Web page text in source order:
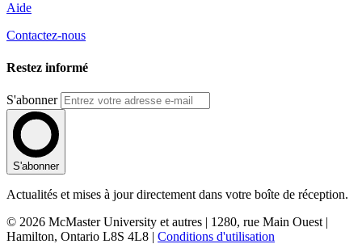
Aide
Contactez-nous
Restez informé
S'abonner
S'abonner
Actualités et mises à jour directement dans votre boîte de réception.
© 2026 McMaster University et autres | 1280, rue Main Ouest |
Hamilton, Ontario L8S 4L8 | Conditions d'utilisation